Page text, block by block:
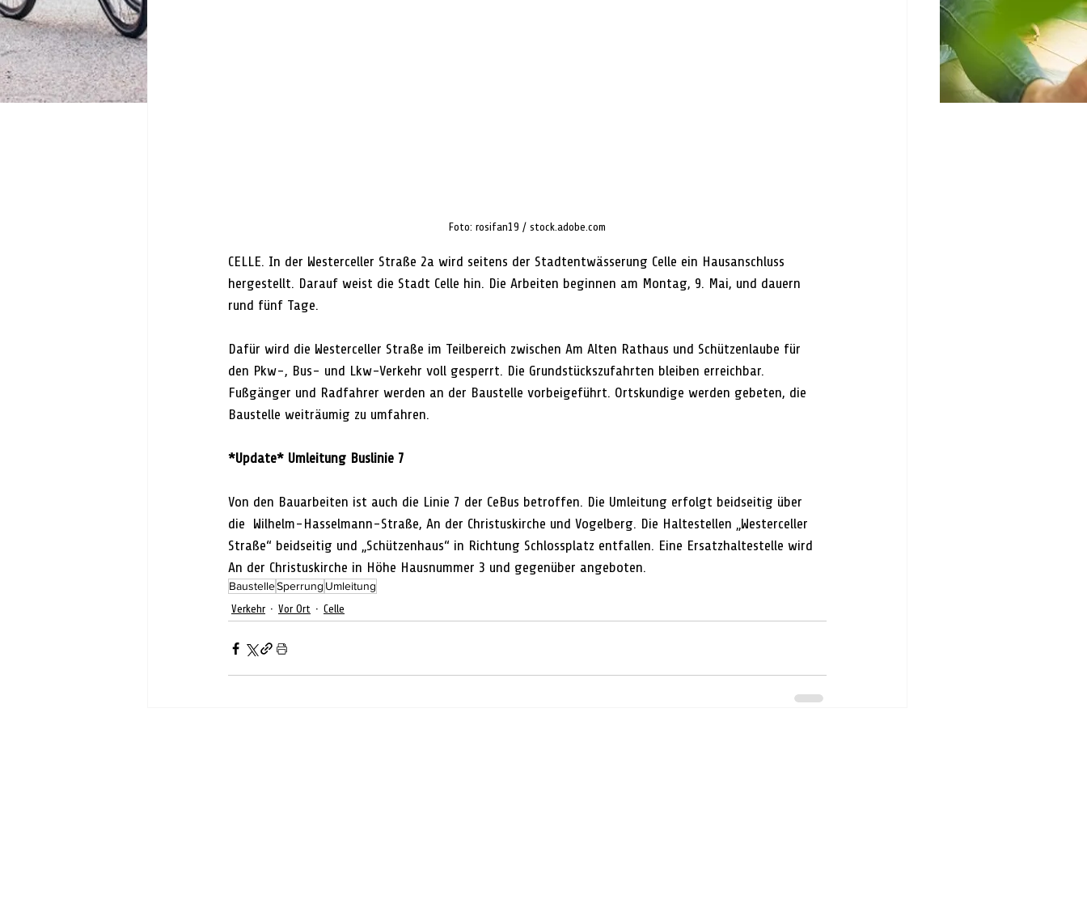
Foto: rosifan19 / stock.adobe.com
CELLE. In der Westerceller Straße 2a wird seitens der Stadtentwässerung Celle ein Hausanschluss
hergestellt. Darauf weist die Stadt Celle hin. Die Arbeiten beginnen am Montag, 9. Mai, und dauern
rund fünf Tage.
Dafür wird die Westerceller Straße im Teilbereich zwischen Am Alten Rathaus und Schützenlaube für
den Pkw-, Bus- und Lkw-Verkehr voll gesperrt. Die Grundstückszufahrten bleiben erreichbar.
Fußgänger und Radfahrer werden an der Baustelle vorbeigeführt. Ortskundige werden gebeten, die
Baustelle weiträumig zu umfahren.
*Update* Umleitung Buslinie 7
Von den Bauarbeiten ist auch die Linie 7 der CeBus betroffen. Die Umleitung erfolgt beidseitig über
die  Wilhelm-Hasselmann-Straße, An der Christuskirche und Vogelberg. Die Haltestellen „Westerceller
Straße“ beidseitig und „Schützenhaus“ in Richtung Schlossplatz entfallen. Eine Ersatzhaltestelle wird
An der Christuskirche in Höhe Hausnummer 3 und gegenüber angeboten.
BaustelleSperrung Umleitung
Verkehr Vor Ort Celle